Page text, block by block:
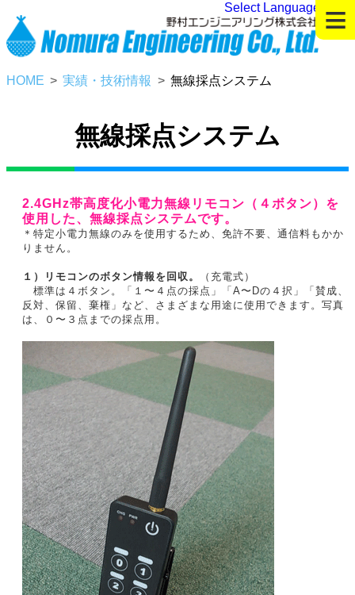
Select Language ≡
HOME 実績・技術情報 無線採点システム
無線採点システム
2.4GHz帯高度化小電力無線リモコン（４ボタン）を
使用した、無線採点システムです。
＊特定小電力無線のみを使用するため、免許不要、通信料もかか
りません。
１）リモコンのボタン情報を回収。
（充電式）
標準は４ボタン。「１〜４点の採点」「A〜Dの４択」「賛成、
反対、保留、棄権」など、さまざまな用途に使用できます。写真
は、０〜３点までの採点用。